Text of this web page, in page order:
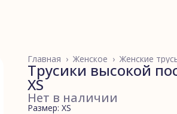
Женские
Женское ›
Главная ›
Трусики высокой
XS
Нет в наличии
Размер: XS